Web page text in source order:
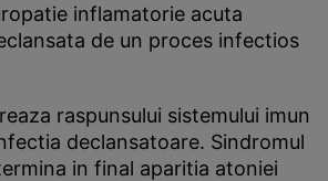
inflamatorie acuta
de un proces infectios
raspunsului sistemului imun
declansatoare. Sindromul
in final aparitia atoniei